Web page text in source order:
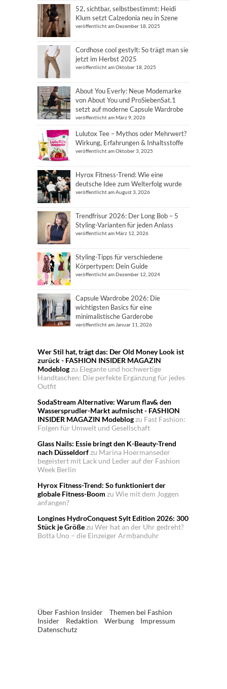
52, sichtbar, selbstbestimmt: Heidi
Klum setzt Calzedonia neu in Szene
veröffentlicht am Dezember 18, 2025
Cordhose cool gestylt: So trägt man sie
jetzt im Herbst 2025
veröffentlicht am Oktober 18, 2025
About You Everly: Neue Modemarke
von About You und ProSiebenSat.1
setzt auf moderne Capsule Wardrobe
veröffentlicht am März 9, 2026
Lulutox Tee – Mythos oder Mehrwert?
Wirkung, Erfahrungen & Inhaltsstoffe
veröffentlicht am Oktober 3, 2025
Hyrox Fitness-Trend: Wie eine
deutsche Idee zum Welterfolg wurde
veröffentlicht am August 3, 2026
Trendfrisur 2026: Der Long Bob – 5
Styling-Varianten für jeden Anlass
veröffentlicht am März 12, 2026
Styling-Tipps für verschiedene
Körpertypen: Dein Guide
veröffentlicht am Dezember 12, 2024
Capsule Wardrobe 2026: Die
wichtigsten Basics für eine
minimalistische Garderobe
veröffentlicht am Januar 11, 2026
Wer Stil hat, trägt das: Der Old Money Look ist
zurück - FASHION INSIDER MAGAZIN
Modeblogzu Elegante und hochwertige
Handtaschen: Die perfekte Ergänzung für jedes
Outfit
SodaStream Alternative: Warum flav& den
Wassersprudler-Markt aufmischt - FASHION
INSIDER MAGAZIN Modeblogzu Fast Fashion:
Folgen für Umwelt und Gesellschaft
Glass Nails: Essie bringt den K-Beauty-Trend
nach Düsseldorfzu Marina Hoermanseder
begeistert mit Lack und Leder auf der Fashion
Week Berlin
Hyrox Fitness-Trend: So funktioniert der
globale Fitness-Boom zu Wie mit dem Joggen
anfangen?
Longines HydroConquest Sylt Edition 2026: 300
Stück je Größezu Wer hat an der Uhr gedreht?
Botta Uno – die Einzeiger Armbanduhr
Über Fashion Insider
Themen bei Fashion
Insider
Redaktion Werbung
Impressum
Datenschutz